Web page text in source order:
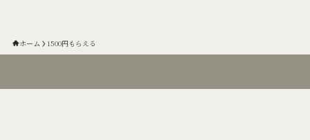
ホーム 1500円もらえる